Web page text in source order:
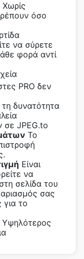
Χωρίς
όσο
να σύρετε
φορά αντί
PRO δεν
δυνατότητα
σε JPEG.to
Το
Είναι
να
σελίδα του
σας
το
Υψηλότερος